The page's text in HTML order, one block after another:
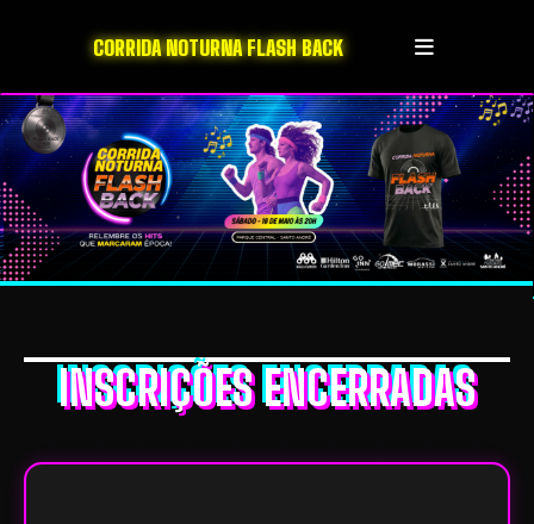
CORRIDA NOTURNA FLASH BACK
INSCRIÇÕES ENCERRADAS